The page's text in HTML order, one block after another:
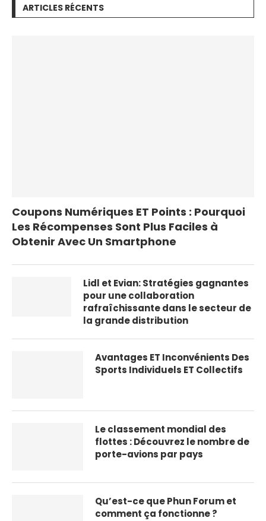
ARTICLES RÉCENTS
Coupons Numériques ET Points : Pourquoi
Les Récompenses Sont Plus Faciles à
Obtenir Avec Un Smartphone
Lidl et Evian: Stratégies
gagnantes pour une
collaboration rafraîchissante
dans le secteur de la grande
Avantages ET Inconvénients Des
Le classement mondial des
flottes : Découvrez le nombre de
Qu’est-ce que Phun Forum et